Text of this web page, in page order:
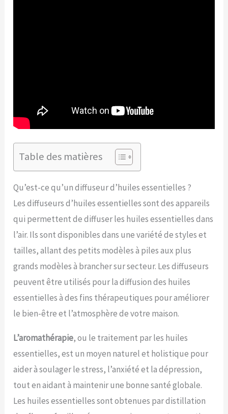
Table des matières
Qu’est-ce qu’un diffuseur d’huiles essentielles ?
Les diffuseurs d’huiles essentielles sont des appareils
qui permettent de diffuser les huiles essentielles dans
l’air. Ils sont disponibles dans une variété de styles et
tailles, allant des petits modèles à piles aux plus
grands modèles à brancher sur secteur. Les diffuseurs
peuvent être utilisés pour la diffusion des huiles
essentielles à des fins thérapeutiques pour améliorer
le bien-être et l’atmosphère de votre maison.
L’aromathérapie, ou le traitement par les huiles
essentielles, est un moyen naturel et holistique pour
aider à soulager le stress, l’anxiété et la dépression,
tout en aidant à maintenir une bonne santé globale.
Les huiles essentielles sont obtenues par distillation